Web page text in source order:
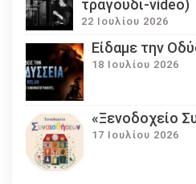
τραγούδι-video)
22 Ιουλίου 2026
Eίδαμε την
18 Ιουλίου 2026
«Ξενοδοχείο
17 Ιουλίου 2026